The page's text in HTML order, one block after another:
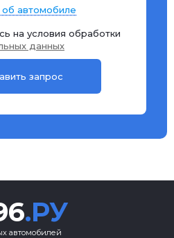
автомобиле
на условия обработки
данных
.РУ
автомобилей